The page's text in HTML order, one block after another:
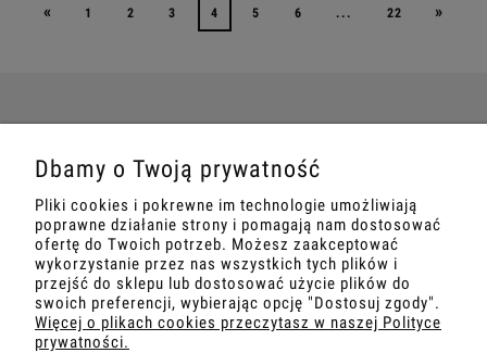
« 1 2 3 4 5 6 ... 22 »
POMOC
MOJE KONTO
PŁATNOŚCI I DOSTAWA
INFORMACJE
Dbamy o Twoją prywatność
Pliki cookies i pokrewne im technologie umożliwiają
poprawne działanie strony i pomagają nam dostosować
ofertę do Twoich potrzeb. Możesz zaakceptować
wykorzystanie przez nas wszystkich tych plików i
przejść do sklepu lub dostosować użycie plików do
swoich preferencji, wybierając opcję "Dostosuj zgody".
Więcej o plikach cookies przeczytasz w naszej Polityce
prywatności.